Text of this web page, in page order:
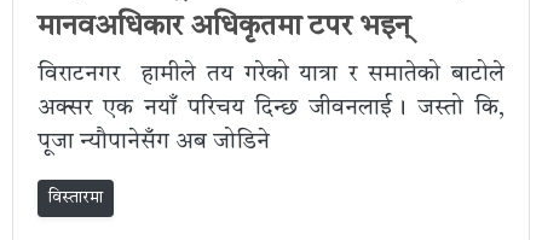
मानवअधिकार अधिकृतमा टपर भइन्
विराटनगर हामीले तय गरेको यात्रा र समातेको बाटोले
अक्सर एक नयाँ परिचय दिन्छ जीवनलाई । जस्तो कि,
पूजा न्यौपानेसँग अब जोडिने
विस्तारमा